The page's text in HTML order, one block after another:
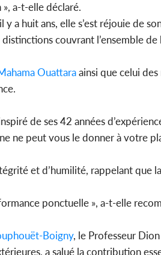
a-t-elle déclaré.
a huit ans, elle s’est réjouie de
couvrant l’ensemble
Ouattaraainsi que celui
de ses 42 années
ne peut vous le donner à votre
et d’humilité, rappelant que
ponctuelle », a-t-elle
Boigny, le Professeur
a salué la contribution